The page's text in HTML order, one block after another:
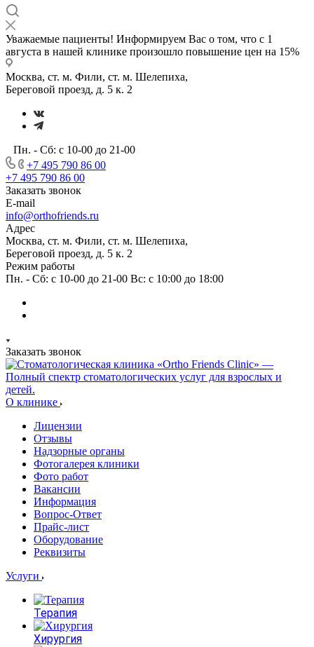
Уважаемые пациенты! Информируем Вас о том, что с 1
августа в нашей клинике произошло повышение цен на 15%
Москва, ст. м. Фили, ст. м. Шелепиха,
Береговой проезд, д. 5 к. 2
Пн. - Сб: с 10-00 до 21-00
+7 495 790 86 00
+7 495 790 86 00
Заказать звонок
E-mail
info@orthofriends.ru
Адрес
Москва, ст. м. Фили, ст. м. Шелепиха,
Береговой проезд, д. 5 к. 2
Режим работы
Пн. - Сб: с 10-00 до 21-00 Вс: c 10:00 до 18:00
Заказать звонок
О клинике
Лицензии
Отзывы
Надзорные органы
Фотогалерея клиники
Фото работ
Вакансии
Информация
Вопрос-Ответ
Прайс-лист
Оборудование
Реквизиты
Услуги
Терапия
Хирургия